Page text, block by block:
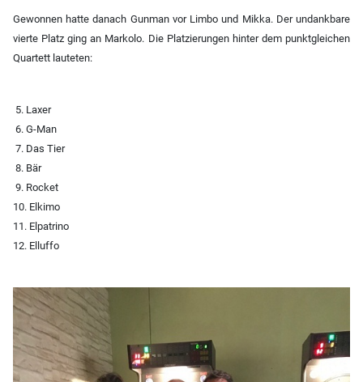
Gewonnen hatte danach Gunman vor Limbo und Mikka. Der undankbare
vierte Platz ging an Markolo. Die Platzierungen hinter dem punktgleichen
Quartett lauteten:
5. Laxer
6. G-Man
7. Das Tier
8. Bär
9. Rocket
10. Elkimo
11. Elpatrino
12. Elluffo